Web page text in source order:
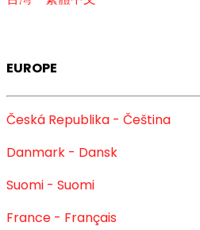
EUROPE
Česká Republika - Čeština
Danmark - Dansk
Suomi - Suomi
France - Français